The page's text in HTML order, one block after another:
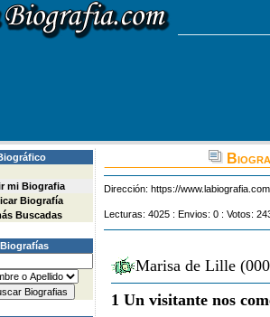
mi Biografia
Biografía
Buscadas
Dirección: https://
Lecturas: 4025 : Envios: 0 : Votos:
Marisa de Lille
1 Un visitante nos